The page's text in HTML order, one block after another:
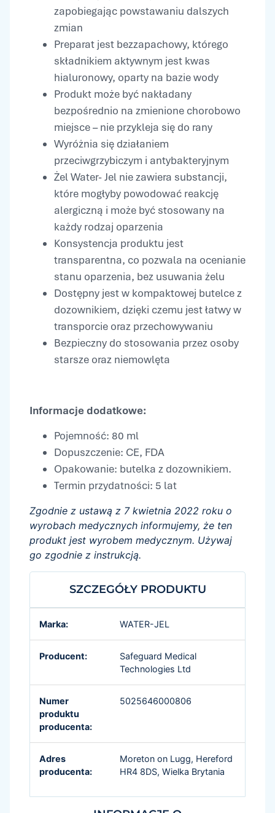
zapobiegając powstawaniu dalszych
zmian
Preparat jest bezzapachowy, którego
składnikiem aktywnym jest kwas
hialuronowy, oparty na bazie wody
Produkt może być nakładany
bezpośrednio na zmienione chorobowo
miejsce – nie przykleja się do rany
Wyróżnia się działaniem
przeciwgrzybiczym i antybakteryjnym
Żel Water- Jel nie zawiera substancji,
które mogłyby powodować reakcję
alergiczną i może być stosowany na
każdy rodzaj oparzenia
Konsystencja produktu jest
transparentna, co pozwala na ocenianie
stanu oparzenia, bez usuwania żelu
Dostępny jest w kompaktowej butelce z
dozownikiem, dzięki czemu jest łatwy w
transporcie oraz przechowywaniu
Bezpieczny do stosowania przez osoby
starsze oraz niemowlęta
Informacje dodatkowe:
Pojemność: 80 ml
Dopuszczenie: CE, FDA
Opakowanie: butelka z dozownikiem.
Termin przydatności: 5 lat
Zgodnie z ustawą z 7 kwietnia 2022 roku o
wyrobach medycznych informujemy, że ten
produkt jest wyrobem medycznym. Używaj
go zgodnie z instrukcją.
SZCZEGÓŁY PRODUKTU
Marka: WATER-JEL
Producent:
Safeguard Medical
Technologies Ltd
Numer
produktu
producenta:
5025646000806
Adres
producenta:
Moreton on Lugg, Hereford
HR4 8DS, Wielka Brytania